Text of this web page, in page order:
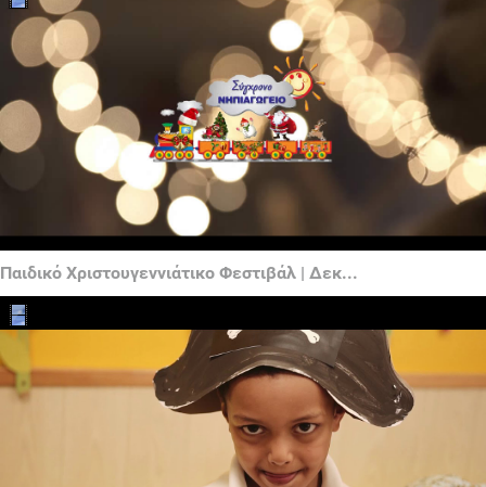
Παιδικό Χριστουγεννιάτικο Φεστιβάλ | Δεκ...